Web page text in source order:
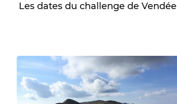
Les dates du challenge de Vendée